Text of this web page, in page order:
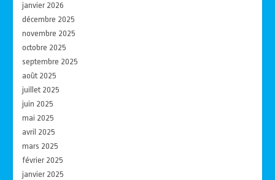
janvier 2026
décembre 2025
novembre 2025
octobre 2025
septembre 2025
août 2025
juillet 2025
juin 2025
mai 2025
avril 2025
mars 2025
février 2025
janvier 2025